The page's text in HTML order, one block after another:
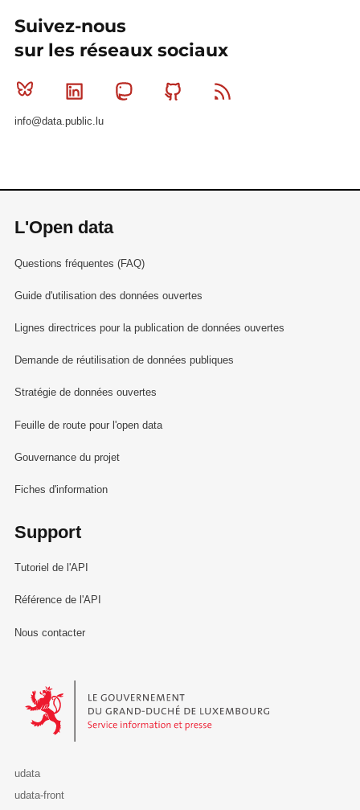
Suivez-nous
sur les réseaux sociaux
Bluesky Linkedin MastodonGithub
info@data.public.lu
L'Open data
Questions fréquentes (FAQ)
Guide d'utilisation des données ouvertes
Lignes directrices pour la publication de données ouvertes
Demande de réutilisation de données publiques
Stratégie de données ouvertes
Feuille de route pour l'open data
Gouvernance du projet
Fiches d'information
Support
Tutoriel de l'API
Référence de l'API
Nous contacter
Le Gouvernement du Grand-Duché de Luxembourg - Service
udata
udata-front